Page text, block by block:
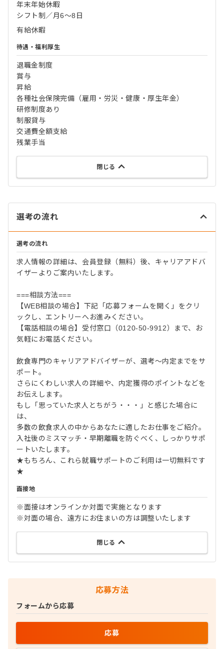
年末年始休暇
シフト制／月6～8日
有給休暇
待遇・福利厚生
退職金制度
賞与
昇給
各種社会保険完備（雇用・労災・健康・厚生年金）
研修制度あり
制服貸与
交通費全額支給
残業手当
閉じる
選考の流れ
選考の流れ
求人情報の詳細は、会員登録（無料）後、キャリアアドバ
イザーよりご案内いたします。
===相談方法===
【WEB相談の場合】下記「応募フォームを開く」をクリ
ックし、エントリーへお進みください。
【電話相談の場合】受付窓口（0120-50-9912）まで、お
気軽にお電話ください。
飲食専門のキャリアアドバイザーが、選考～内定までをサ
ポート。
さらにくわしい求人の詳細や、内定獲得のポイントなどを
お伝えします。
もし「思っていた求人とちがう・・・」と感じた場合に
は、
多数の飲食求人の中からあなたに適したお仕事をご紹介。
入社後のミスマッチ・早期離職を防ぐべく、しっかりサポ
ートいたします。
★もちろん、これら就職サポートのご利用は一切無料です
★
面接地
※面接はオンラインか対面で実施となります
※対面の場合、遠方にお住まいの方は調整いたします
閉じる
応募方法
フォームから応募
応募